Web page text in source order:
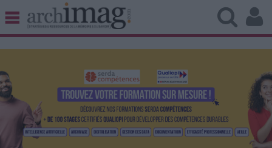
BIBLIOTHÈQUE ÉDITION
UNIVERS DATA
TRAVAIL COLLABORATIF
VIE NUMÉRIQUE
NUMÉRIQUE RESPONSABLE